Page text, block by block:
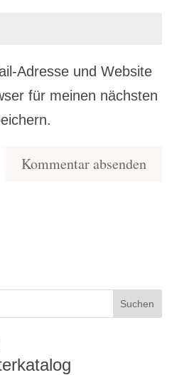
Adresse und Website
für meinen nächsten